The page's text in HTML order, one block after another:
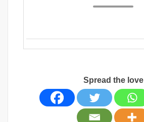
Spread the love